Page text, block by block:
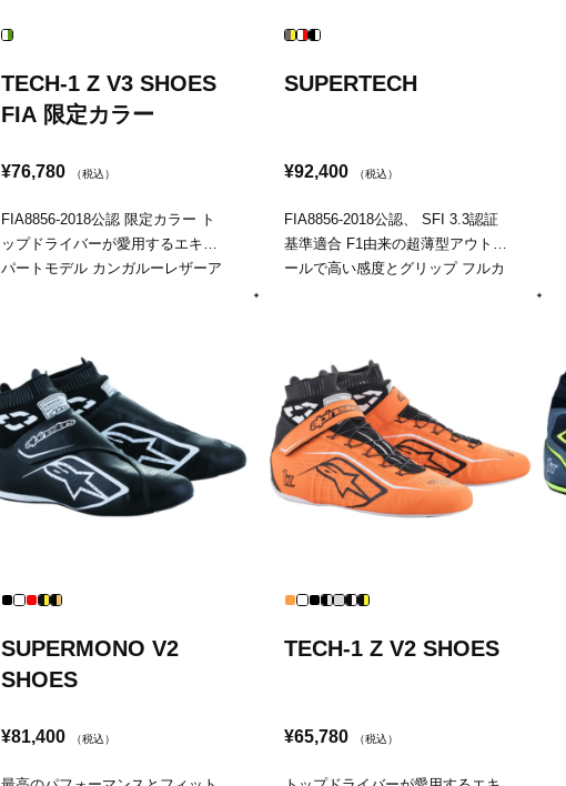
TECH-1 Z V3 SHOES
FIA 限定カラー
¥76,780 （税込）
FIA8856-2018公認 限定カラー ト
ップドライバーが愛用するエキス
パートモデル カンガルーレザーア
SUPERTECH
¥92,400 （税込）
FIA8856-2018公認、 SFI 3.3認証
基準適合 F1由来の超薄型アウトソ
ールで高い感度とグリップ フルカ
SUPERMONO V2
SHOES
¥81,400 （税込）
TECH-1 Z V2 SHOES
¥65,780 （税込）